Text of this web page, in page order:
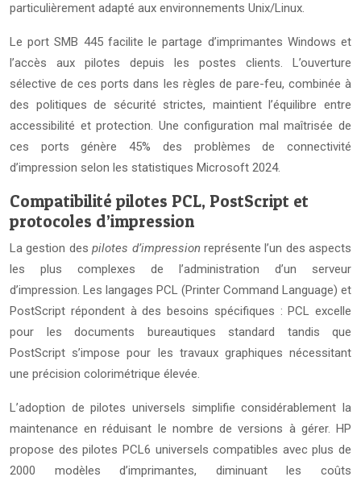
particulièrement adapté aux environnements Unix/Linux.
Le port SMB 445 facilite le partage d’imprimantes Windows et
l’accès aux pilotes depuis les postes clients. L’ouverture
sélective de ces ports dans les règles de pare-feu, combinée à
des politiques de sécurité strictes, maintient l’équilibre entre
accessibilité et protection. Une configuration mal maîtrisée de
ces ports génère 45% des problèmes de connectivité
d’impression selon les statistiques Microsoft 2024.
Compatibilité pilotes PCL, PostScript et
protocoles d’impression
La gestion despilotes d’impression représente l’un des aspects
les plus complexes de l’administration d’un serveur
d’impression. Les langages PCL (Printer Command Language) et
PostScript répondent à des besoins spécifiques : PCL excelle
pour les documents bureautiques standard tandis que
PostScript s’impose pour les travaux graphiques nécessitant
une précision colorimétrique élevée.
L’adoption de pilotes universels simplifie considérablement la
maintenance en réduisant le nombre de versions à gérer. HP
propose des pilotes PCL6 universels compatibles avec plus de
2000 modèles d’imprimantes, diminuant les coûts